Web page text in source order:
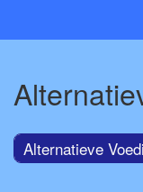
Alternatieve